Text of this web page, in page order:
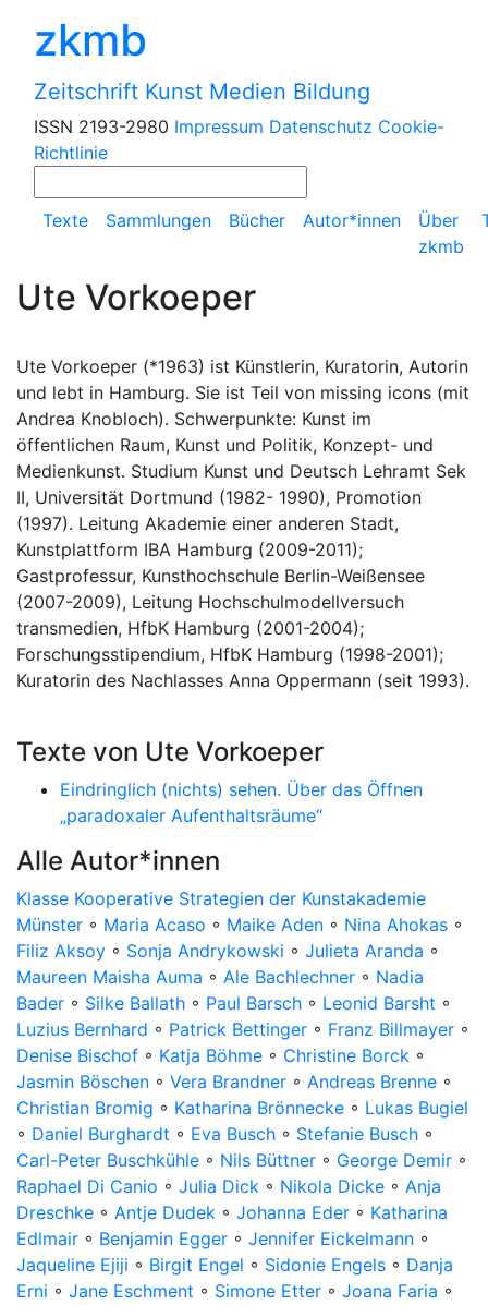
zkmb
Zeitschrift Kunst Medien Bildung
ISSN 2193-2980 Impressum Datenschutz Cookie-
Richtlinie
Texte Sammlungen Bücher Autor*innen
Über
zkmb
Ute Vorkoeper
Ute Vorkoeper (*1963) ist Künstlerin, Kuratorin, Autorin
und lebt in Hamburg. Sie ist Teil von missing icons (mit
Andrea Knobloch). Schwerpunkte: Kunst im
öffentlichen Raum, Kunst und Politik, Konzept- und
Medienkunst. Studium Kunst und Deutsch Lehramt Sek
II, Universität Dortmund (1982- 1990), Promotion
(1997). Leitung Akademie einer anderen Stadt,
Kunstplattform IBA Hamburg (2009-2011);
Gastprofessur, Kunsthochschule Berlin-Weißensee
(2007-2009), Leitung Hochschulmodellversuch
transmedien, HfbK Hamburg (2001-2004);
Forschungsstipendium, HfbK Hamburg (1998-2001);
Kuratorin des Nachlasses Anna Oppermann (seit 1993).
Texte von Ute Vorkoeper
Eindringlich (nichts) sehen. Über das Öffnen
„paradoxaler Aufenthaltsräume“
Alle Autor*innen
Klasse Kooperative Strategien der Kunstakademie
Münster ◦ Maria Acaso ◦ Maike Aden ◦ Nina Ahokas ◦
Filiz Aksoy ◦ Sonja Andrykowski ◦ Julieta Aranda ◦
Maureen Maisha Auma ◦ Ale Bachlechner ◦ Nadia
Bader ◦ Silke Ballath ◦ Paul Barsch ◦ Leonid Barsht ◦
Luzius Bernhard ◦ Patrick Bettinger ◦ Franz Billmayer ◦
Denise Bischof ◦ Katja Böhme ◦ Christine Borck ◦
Jasmin Böschen ◦ Vera Brandner ◦ Andreas Brenne ◦
Christian Bromig ◦ Katharina Brönnecke ◦ Lukas Bugiel
◦ Daniel Burghardt ◦ Eva Busch ◦ Stefanie Busch ◦
Carl-Peter Buschkühle ◦ Nils Büttner ◦ George Demir ◦
Raphael Di Canio ◦ Julia Dick ◦ Nikola Dicke ◦ Anja
Dreschke ◦ Antje Dudek ◦ Johanna Eder ◦ Katharina
Edlmair ◦ Benjamin Egger ◦ Jennifer Eickelmann ◦
Jaqueline Ejiji ◦ Birgit Engel ◦ Sidonie Engels ◦ Danja
Erni ◦ Jane Eschment ◦ Simone Etter ◦ Joana Faria ◦